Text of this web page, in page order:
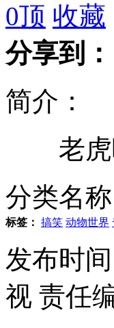
涉嫌掏空案遭起
美国14岁女孩靠
0顶 收藏
分享到：
简介：
老虎吃
分类名称
标签： 搞笑 动物世界
发布时
视 责任